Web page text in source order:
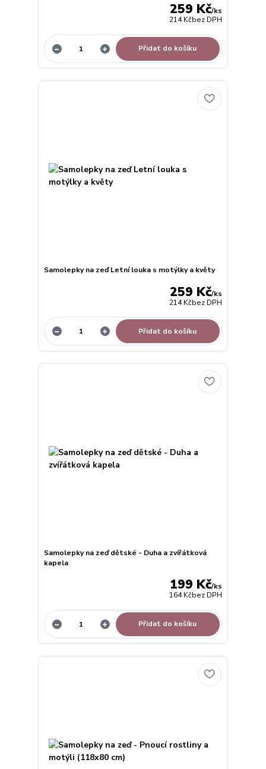
259 Kč/ks
214 Kčbez DPH
Přidat do košíku
Samolepky na zeď Letní louka s motýlky a květy
259 Kč/ks
214 Kčbez DPH
Přidat do košíku
Samolepky na zeď dětské - Duha a zvířátková
kapela
199 Kč/ks
164 Kčbez DPH
Přidat do košíku